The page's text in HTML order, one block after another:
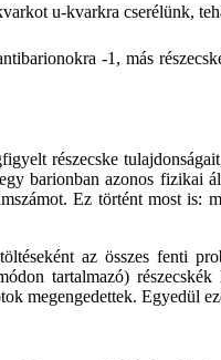
u-kvarkra cserélünk,
-1, más
részecske
barionban azonos fizikai
Ez történt most is:
az összes fenti
tartalmazó)
megengedettek. Egyedül